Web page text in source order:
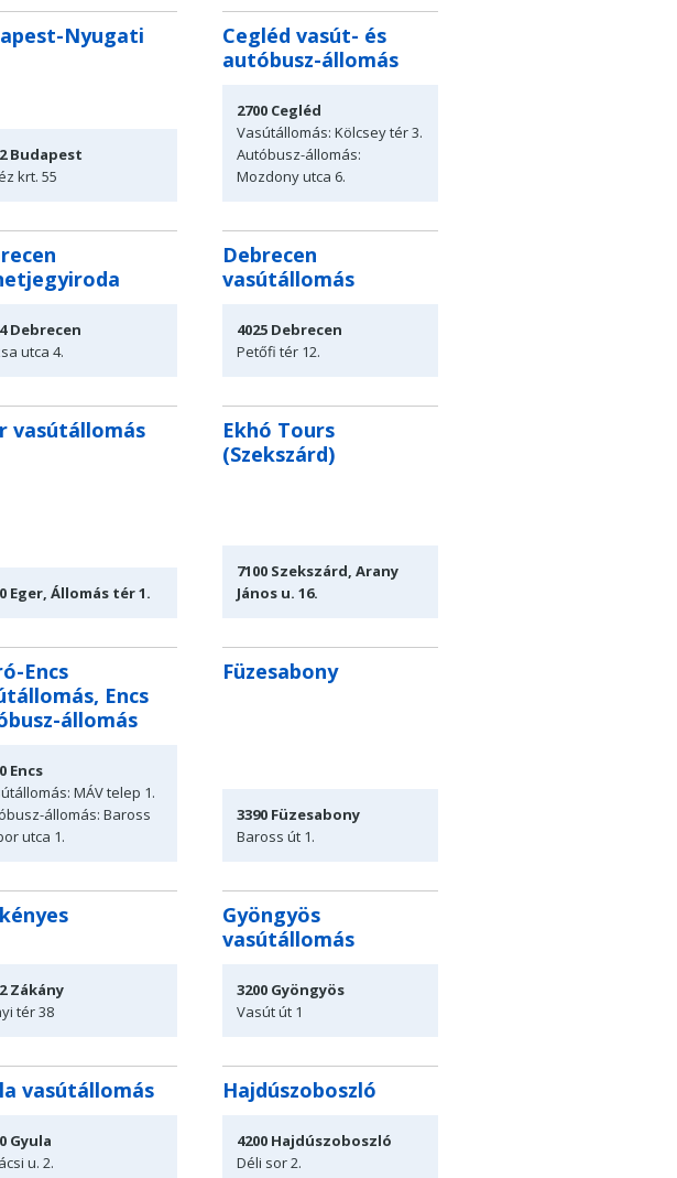
Nyugati
Budapest
krt. 55
Cegléd vasút- és
autóbusz-állomás
2700 Cegléd
Vasútállomás: Kölcsey tér 3.
Autóbusz-állomás:
Mozdony utca 6.
Debrecen
utca 4.
Debrecen
vasútállomás
4025 Debrecen
Petőfi tér 12.
vasútállomás
Eger, Állomás tér 1.
Ekhó Tours
(Szekszárd)
7100 Szekszárd, Arany
János u. 16.
Encs
Encs
állomás
Encs
MÁV telep 1.
állomás: Baross
utca 1.
Füzesabony
3390 Füzesabony
Baross út 1.
Zákány
tér38
Gyöngyös
vasútállomás
3200 Gyöngyös
Vasút út 1
vasútállomás
Gyula
u. 2.
Hajdúszoboszló
4200 Hajdúszoboszló
Déli sor 2.